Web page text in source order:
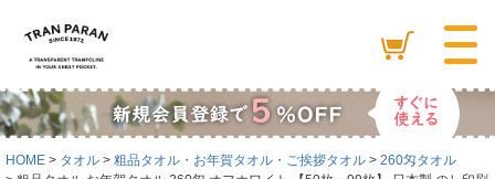
HOME タオル 粗品タオル・お年賀タオル・ご挨拶タオル
260匁タオル